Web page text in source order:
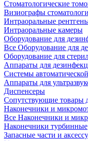
Стоматологические
Визиографы
Интраоральные
Интраоральные камеры
Оборудование для
Все Оборудование для
Оборудование для
Аппараты для
Системы
Аппараты для
Диспенсеры
Сопутствующие товары
Наконечники и
Все Наконечники и
Наконечники турбинные
Запасные части и